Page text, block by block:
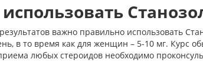
важно правильно использовать
в то время как для женщин – 5-10 мг. Курс
любых стероидов необходимо